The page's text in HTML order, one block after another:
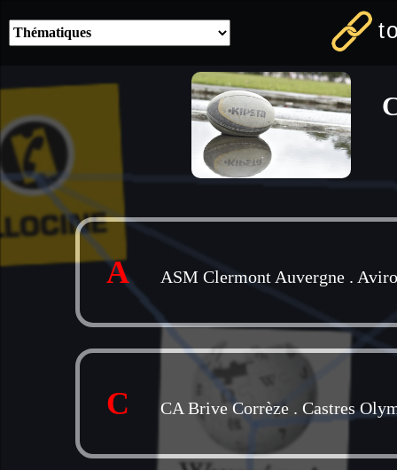
A ASM Clermont Auvergne .
C CA Brive Corrèze . Castres